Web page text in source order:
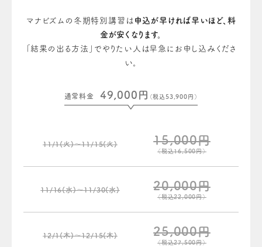
マナビズムの冬期特別講習は 申込が早ければ早いほど、料
金が安くなります。
「結果の出る方法」でやりたい人は早急にお申し込みくださ
い。
通常料金 49,000円 （税込53,900円）
11/1(火)〜11/15(火) 15,000円
（税込16,500円）
11/16(水)〜11/30(水) 20,000円
（税込22,000円）
12/1(木)〜12/15(木) 25,000円
（税込27,500円）